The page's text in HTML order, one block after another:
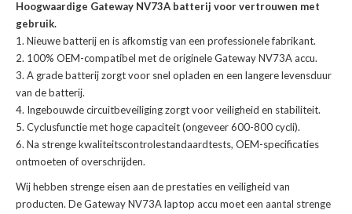
Hoogwaardige Gateway NV73A batterij voor vertrouwen met
gebruik.
Nieuwe batterij en is afkomstig van een professionele fabrikant.
100% OEM-compatibel met deoriginele Gateway NV73A accu.
A grade batterij zorgt voor snel opladen en een langere levensduur
van de batterij.
Ingebouwde circuitbeveiliging zorgt voor veiligheid en stabiliteit.
Cyclusfunctie met hoge capaciteit (ongeveer 600-800 cycli).
Na strenge kwaliteitscontrolestandaardtests, OEM-specificaties
ontmoeten of overschrijden.
Wij hebben strenge eisen aan de prestaties en veiligheid van
producten. DeGateway NV73A laptop accu moet een aantal strenge